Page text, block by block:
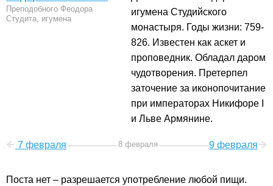
Преподобного Феодора
Студита, игумена
игумена Студийского
монастыря. Годы жизни: 759-
826. Известен как аскет и
проповедник. Обладал даром
чудотворения. Претерпел
заточение за иконопочитание
при императорах Никифоре I
и Льве Армянине.
7 февраля 8 февраля 9 февраля
Поста нет – разрешается употребление любой пищи.